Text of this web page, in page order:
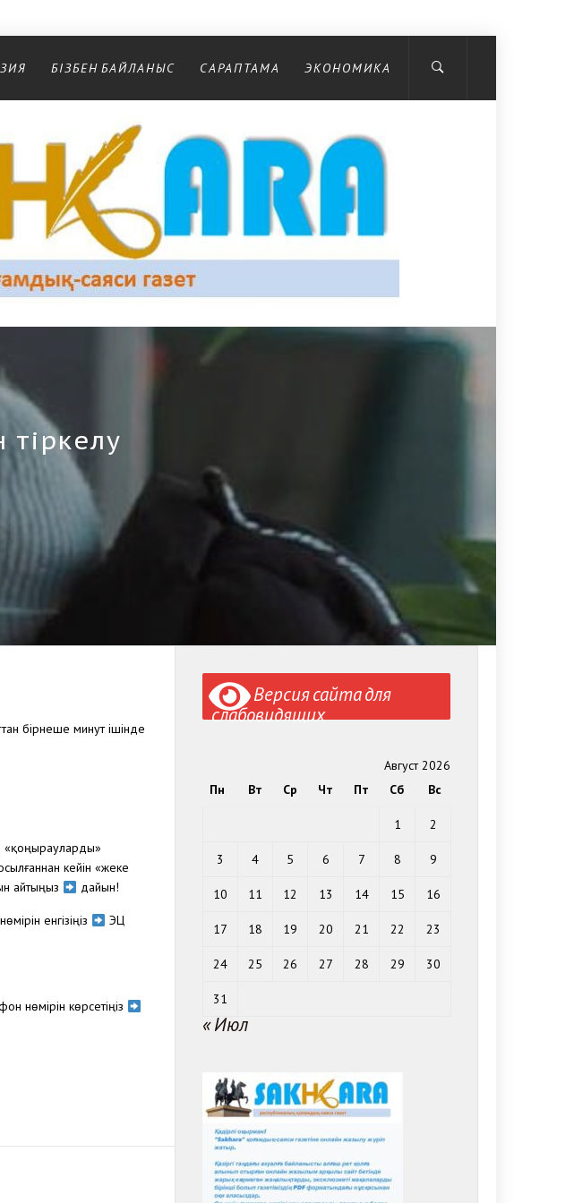
БІЗБЕН БАЙЛАНЫС САРАПТАМА ЭКОНОМИКА
саяси газеті
бірнеше минут ішінде
«қоңырауларды»
кейін «жеке
айтыңыз дайын!
енгізіңіз
ЭЦҚ
нөмірін көрсетіңіз
Версия сайта для
слабовидящих
Август 2026
Пн
Вт Ср Чт Пт Сб Вс
1 2
3 4 5 6 7 8 9
10 11 12 13 14 15 16
17 18 19 20 21 22 23
24 25 26 27 28 29 30
31
« Июл